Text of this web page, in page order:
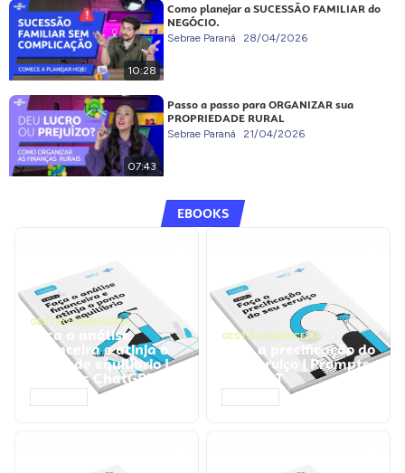
10:28
Como planejar a SUCESSÃO FAMILIAR do
NEGÓCIO.
Sebrae Paraná 28/04/2026
07:43
Passo a passo para ORGANIZAR sua
PROPRIEDADE RURAL
Sebrae Paraná 21/04/2026
EBOOKS
GESTÃO FINANCEIRA
Faça a análise
financeira e atinja o
ponto de equilíbrio |
Prompts ChatGPT
GESTÃO FINANCEIRA
Faça a precificação do
seu serviço | Prompts
ChatGPT